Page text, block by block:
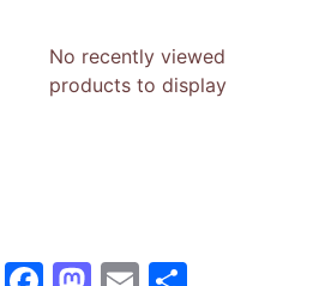
No recently viewed
products to display